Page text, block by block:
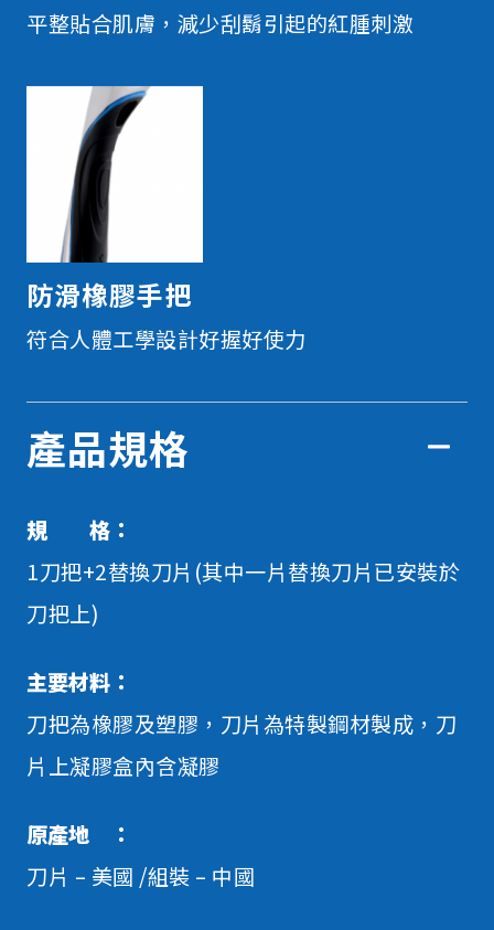
平整貼合肌膚，減少刮鬍引起的紅腫刺激
防滑橡膠手把
符合人體工學設計好握好使力
產品規格
規 格：
1刀把+2替換刀片(其中一片替換刀片已安裝於
刀把上)
主要材料：
刀把為橡膠及塑膠，刀片為特製鋼材製成，刀
片上凝膠盒內含凝膠
原產地 ：
刀片 – 美國 /組裝 – 中國